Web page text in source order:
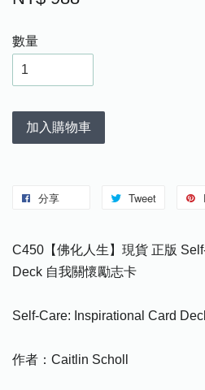
數量
加入購物車
分享 Tweet
C450【佛化人生】現貨 正版
Deck 自我關懷勵志卡
Self-Care: Inspirational Card
作者：Caitlin Scholl